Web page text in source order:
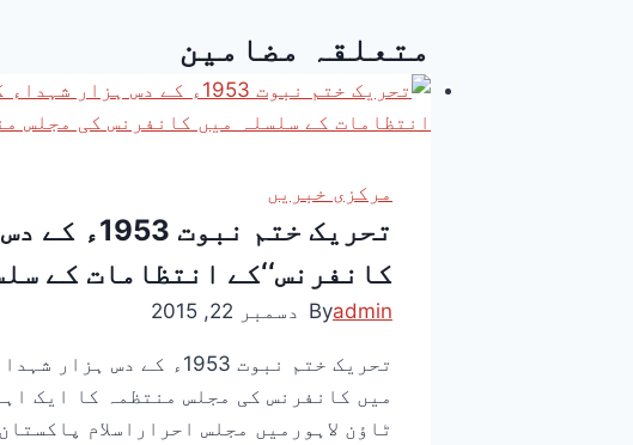
متعلقہ مضامین
مرکزی خبریں
تحریک
کانفرنس‘‘کے انتظامات کے
Byadmin دسمبر 22, 2015
تحریک ختم نبوت 1953ء
میں کانفرنس کی مجلس منتظمہ کا ایک
ٹاؤن لاہورمیں مجلس احراراسلام